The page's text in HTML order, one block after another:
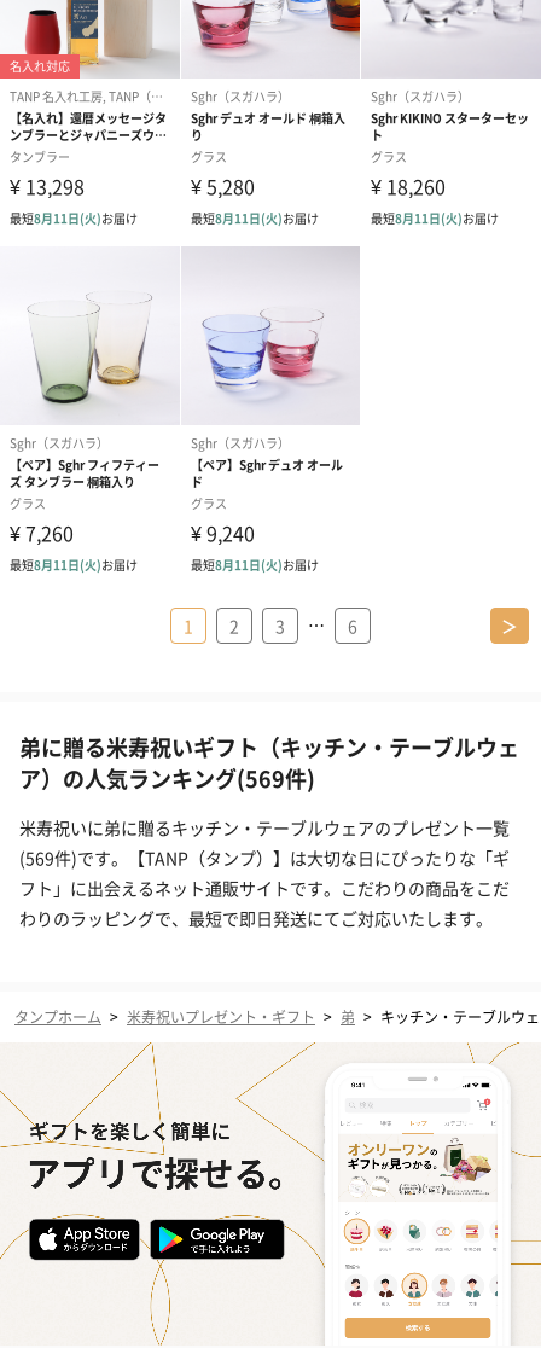
1 2 3 … 6 ＞
弟に贈る米寿祝いギフト（キッチン・テーブルウェ
ア）の人気ランキング(569件)
米寿祝いに弟に贈るキッチン・テーブルウェアのプレゼント一覧
(569件)です。【TANP（タンプ）】は大切な日にぴったりな「ギ
フト」に出会えるネット通販サイトです。こだわりの商品をこだ
わりのラッピングで、最短で即日発送にてご対応いたします。
タンプホーム > 米寿祝いプレゼント・ギフト > 弟 > キッチン・テーブルウ